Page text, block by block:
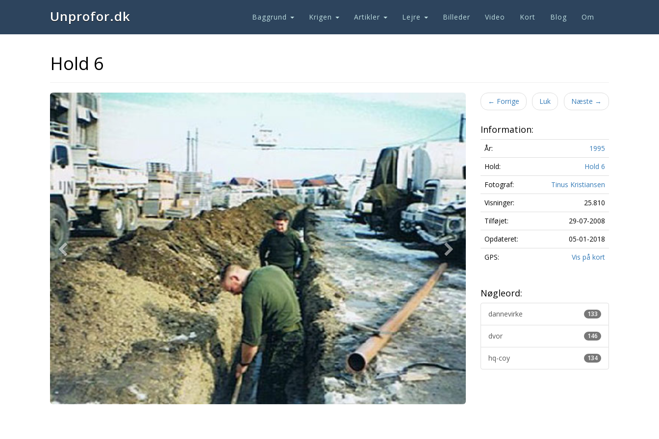
Unprofor.dk Baggrund Krigen Artikler Lejre Billeder Video Kort Blog Om
Hold 6
Previous ← Forrige Luk Næste →
Information:
År:
1995
Hold:
Hold 6
Fotograf:
Tinus Kristiansen
Visninger:
25.810
Tilføjet:
29-07-2008
Opdateret:
05-01-2018
GPS:
Vis på kort
Nøgleord:
133
dannevirke
146
dvor
134
hq-coy